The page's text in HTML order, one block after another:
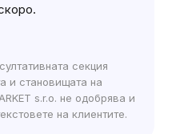
секция
и становищата на
s.r.o. не одобрява и
на клиентите.